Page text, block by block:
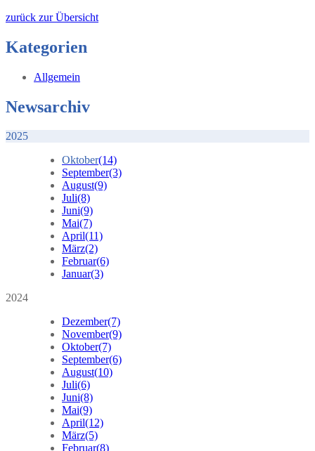
zurück zur Übersicht
Kategorien
Allgemein
Newsarchiv
2025
Oktober(14)
September(3)
August(9)
Juli(8)
Juni(9)
Mai(7)
April(11)
März(2)
Februar(6)
Januar(3)
2024
Dezember(7)
November(9)
Oktober(7)
September(6)
August(10)
Juli(6)
Juni(8)
Mai(9)
April(12)
März(5)
Februar(8)